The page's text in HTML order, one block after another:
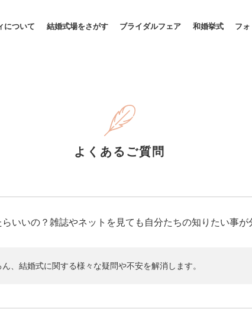
について 結婚式場をさがす ブライダルフェア 和婚挙式 フ
よくあるご質問
いいの？雑誌やネットを見ても自分たちの知りたい事が
、結婚式に関する様々な疑問や不安を解消します。